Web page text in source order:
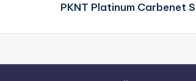
PKNT Platinum Carbenet